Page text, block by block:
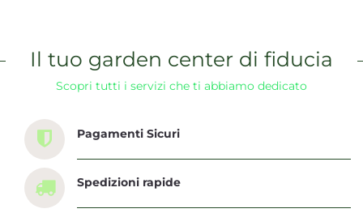
Il tuo garden center di fiducia
Scopri tutti i servizi che ti abbiamo dedicato
Pagamenti Sicuri
Spedizioni rapide